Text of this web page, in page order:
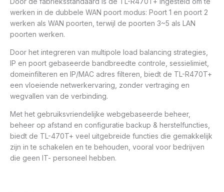
werken in de dubbele WAN poort modus: Poort 1 en poort 2
werken als WAN poorten, terwijl de poorten 3~5 als LAN
poorten werken.
Door het integreren van multipole load balancing strategies,
IP en poort gebaseerde bandbreedte controle, sessielimiet,
domeinfilteren en IP/MAC adres filteren, biedt de TL-R470T+
een vloeiende netwerkervaring, zonder vertraging en
wegvallen van de verbinding.
Met het gebruiksvriendelijke webgebaseerde beheer,
beheer op afstand en configuratie backup & herstelfuncties,
biedt de TL-470T+ veel uitgebreide functies die gemakkelijk
zijn in te schakelen en te behouden, vooral voor bedrijven
die geen IT- personeel hebben.